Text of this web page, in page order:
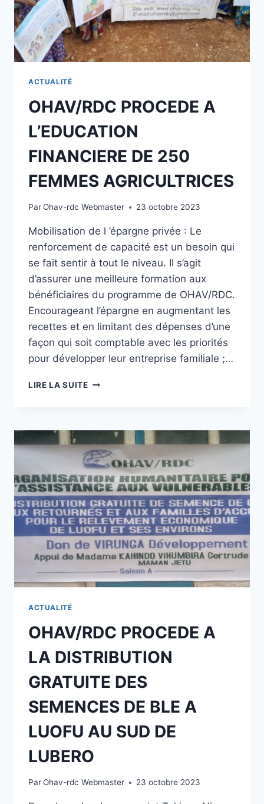
ACTUALITÉ
OHAV/RDC PROCEDE A
L’EDUCATION
FINANCIERE DE 250
FEMMES AGRICULTRICES
ParOhav-rdc Webmaster 23 octobre 2023
Mobilisation de l ’épargne privée : Le
renforcement de capacité est un besoin qui
se fait sentir à tout le niveau. Il s’agit
d’assurer une meilleure formation aux
bénéficiaires du programme de OHAV/RDC.
Encourageant l’épargne en augmentant les
recettes et en limitant des dépenses d’une
façon qui soit comptable avec les priorités
pour développer leur entreprise familiale ;…
LIRE LA SUITEOHAV/RDC
FINANCIERE
DE
250
FEMMES
AGRICULTRICES
ACTUALITÉ
OHAV/RDC PROCEDE A
LA DISTRIBUTION
GRATUITE DES
SEMENCES DE BLE A
LUOFU AU SUD DE
LUBERO
ParOhav-rdc Webmaster 23 octobre 2023